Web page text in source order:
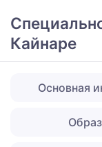
Кайнаре
Основная